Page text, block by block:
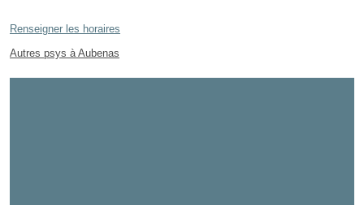
Renseigner les horaires
Autres psys à Aubenas